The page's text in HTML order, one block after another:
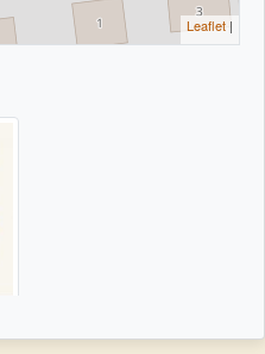
Leaflet |